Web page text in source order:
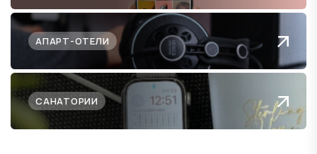
АПАРТ-ОТЕЛИ
САНАТОРИИ